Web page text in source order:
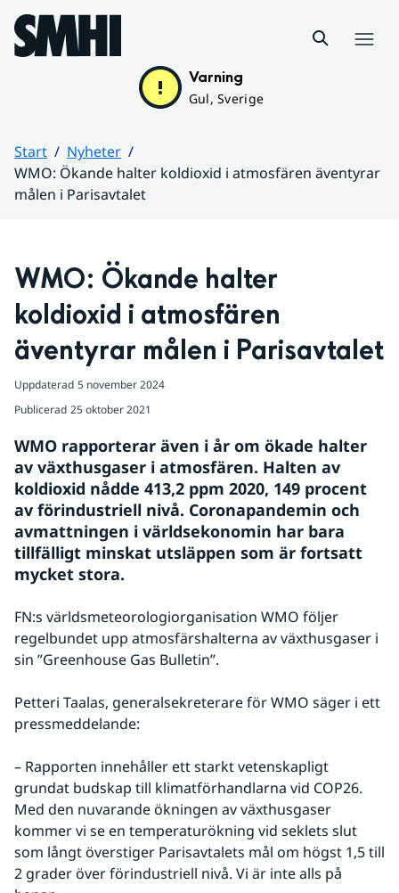
Hoppa till sidans innehåll
Varning
Gul, Sverige
Start
Nyheter
WMO: Ökande halter koldioxid i atmosfären äventyrar
målen i Parisavtalet
WMO: Ökande halter
koldioxid i atmosfären
äventyrar målen i Parisavtalet
Uppdaterad 5 november 2024
Publicerad 25 oktober 2021
WMO rapporterar även i år om ökade halter
av växthusgaser i atmosfären. Halten av
koldioxid nådde 413,2 ppm 2020, 149 procent
av förindustriell nivå. Coronapandemin och
avmattningen i världsekonomin har bara
tillfälligt minskat utsläppen som är fortsatt
mycket stora.
FN:s världsmeteorologiorganisation WMO följer
regelbundet upp atmosfärshalterna av växthusgaser i
sin ”Greenhouse Gas Bulletin”.
Petteri Taalas, generalsekreterare för WMO säger i ett
pressmeddelande:
– Rapporten innehåller ett starkt vetenskapligt
grundat budskap till klimatförhandlarna vid COP26.
Med den nuvarande ökningen av växthusgaser
kommer vi se en temperaturökning vid seklets slut
som långt överstiger Parisavtalets mål om högst 1,5 till
2 grader över förindustriell nivå. Vi är inte alls på